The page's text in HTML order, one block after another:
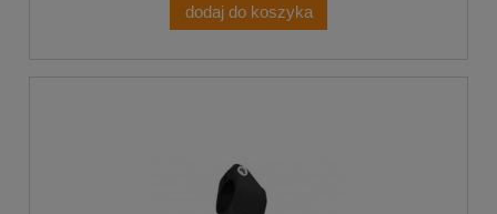
dodaj do koszyka